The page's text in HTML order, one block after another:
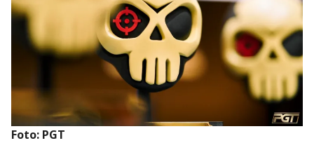
Foto: PGT